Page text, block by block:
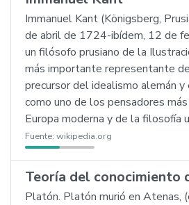
Immanuel Kant (Königsberg,
de abril de 1724-ibídem, 12 de
un filósofo prusiano de la
más importante representante
precursor del idealismo alemán
como uno de los pensadores
Europa moderna y de la filosofía
Fuente: wikipedia.org
Teoría del conocimiento
Platón. Platón murió en Atenas,